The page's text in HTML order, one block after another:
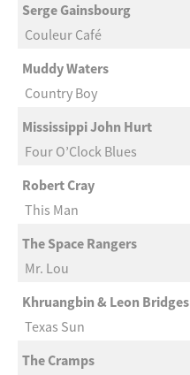
Serge Gainsbourg
Couleur Café
Muddy Waters
Country Boy
Mississippi John Hurt
Four O’Clock Blues
Robert Cray
This Man
The Space Rangers
Mr. Lou
Khruangbin & Leon Bridges
Texas Sun
The Cramps